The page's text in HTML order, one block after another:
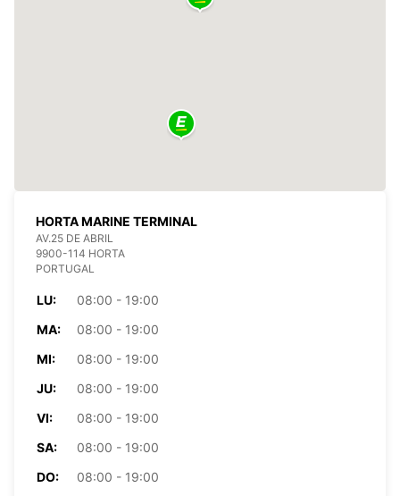
HORTA MARINE TERMINAL
AV.25 DE ABRIL
9900-114 HORTA
PORTUGAL
LU:
08:00 - 19:00
MA:
08:00 - 19:00
MI:
08:00 - 19:00
JU:
08:00 - 19:00
VI:
08:00 - 19:00
SA:
08:00 - 19:00
DO:
08:00 - 19:00